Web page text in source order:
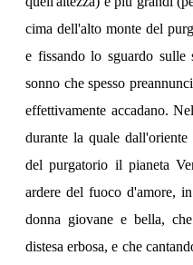
cima dell'alto monte del
e fissando lo sguardo
sonno che spesso
effettivamente accadano.
durante la quale
del purgatorio il pianeta
ardere del fuoco d'amore,
donna giovane e bella,
distesa erbosa, e che